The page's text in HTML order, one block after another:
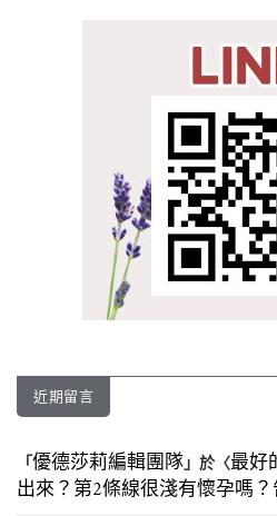
近期留言
「優德莎莉編輯團隊」於〈最好
出來？第2條線很淺有懷孕嗎